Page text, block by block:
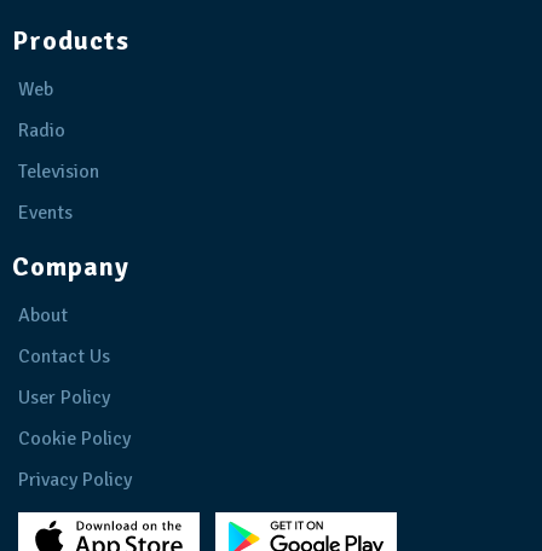
Products
Web
Radio
Television
Events
Company
About
Contact Us
User Policy
Cookie Policy
Privacy Policy